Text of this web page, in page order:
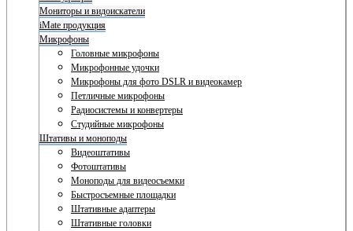
Мониторы и видоискатели
iMate продукция
Микрофоны
Головные микрофоны
Микрофонные удочки
Микрофоны для фото DSLR и видеокамер
Петличные микрофоны
Радиосистемы и конвертеры
Студийные микрофоны
Штативы и моноподы
Видеоштативы
Фотоштативы
Моноподы для видеосъемки
Быстросъемные площадки
Штативные адаптеры
Штативные головки